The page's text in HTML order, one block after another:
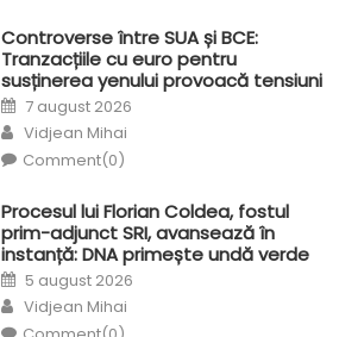
Controverse între SUA și BCE:
Tranzacțiile cu euro pentru
susținerea yenului provoacă tensiuni
Posted
on
7 august 2026
Author
Vidjean Mihai
Comment(0)
Procesul lui Florian Coldea, fostul
prim-adjunct SRI, avansează în
instanță: DNA primește undă verde
Posted
on
5 august 2026
Author
Vidjean Mihai